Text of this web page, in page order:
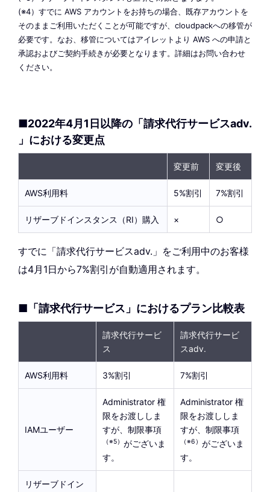
(※4）すでに AWS アカウントをお持ちの場合、既存アカウントを
そのままご利用いただくことが可能ですが、cloudpackへの移管が
必要です。なお、移管についてはアイレットより AWS への申請と
承認およびご契約手続きが必要となります。詳細はお問い合わせ
ください。
■2022年4月1日以降の「請求代行サービスadv.
」における変更点
変更前 変更後
AWS利用料 5%割引 7%割引
リザーブドインスタンス（RI）購入 ×
まる
○
すでに「請求代行サービスadv.」をご利用中のお客様
は4月1日から7%割引が自動適用されます。
■「請求代行サービス」におけるプラン比較表
請求代行サービ
ス
請求代行サービ
スadv.
AWS利用料 3%割引 7%割引
IAMユーザー
Administrator 権
限をお渡ししま
すが、制限事項
（※5） がございま
す。
Administrator 権
限をお渡ししま
すが、制限事項
（※6） がございま
す。
リザーブドイン